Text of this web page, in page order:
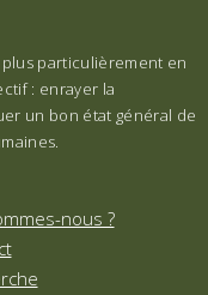
particulièrement en
: enrayer la
un bon état général de
nous ?